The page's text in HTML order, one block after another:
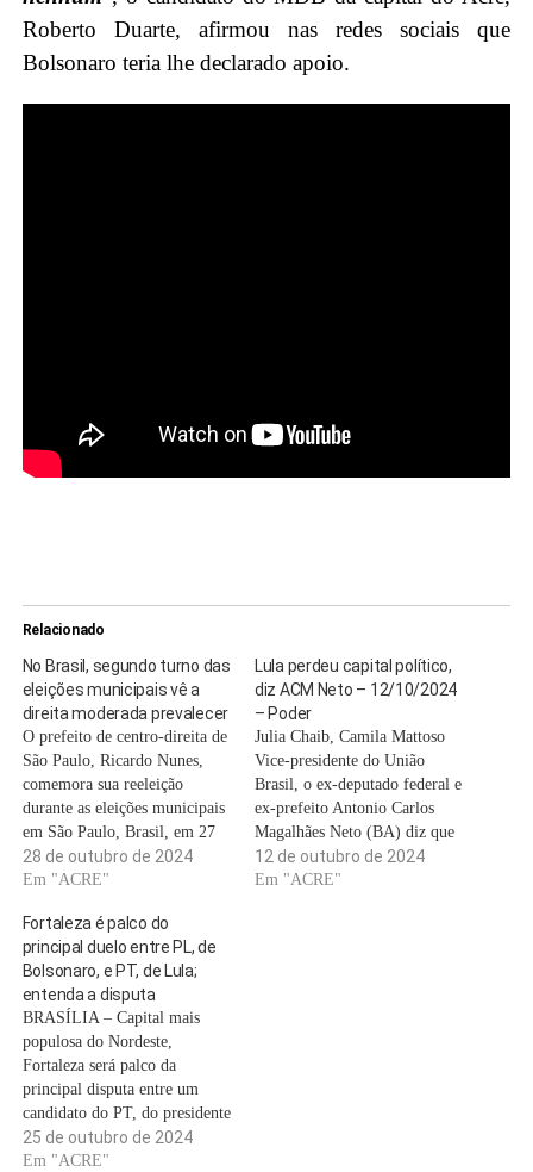
Roberto Duarte, afirmou nas redes sociais que
Bolsonaro teria lhe declarado apoio.
Relacionado
No Brasil, segundo turno das
eleições municipais vê a
direita moderada prevalecer
O prefeito de centro-direita de
São Paulo, Ricardo Nunes,
comemora sua reeleição
durante as eleições municipais
em São Paulo, Brasil, em 27
de outubro de 2024. CARLA
CARNIEL/REUTERS O
municipais no Brasil terminou,
domingo, 27 de outubro, com
uma grande vitória da direita
moderada, em detrimento…
28 de outubro de 2024
Em "ACRE"
Lula perdeu capital político,
diz ACM Neto – 12/10/2024
– Poder
Julia Chaib, Camila Mattoso
Vice-presidente do União
Brasil, o ex-deputado federal e
ex-prefeito Antonio Carlos
Magalhães Neto (BA) diz que
as eleições municipais
mostraram um presidente Lula
12 de outubro de 2024
Em "ACRE"
Fortaleza é palco do
principal duelo entre PL, de
Bolsonaro, e PT, de Lula;
entenda a disputa
BRASÍLIA – Capital mais
populosa do Nordeste,
Fortaleza será palco da
principal disputa entre um
candidato do PT, do presidente
Luiz Inácio Lula da Silva, e
um do PL, do ex-presidente
25 de outubro de 2024
Em "ACRE"